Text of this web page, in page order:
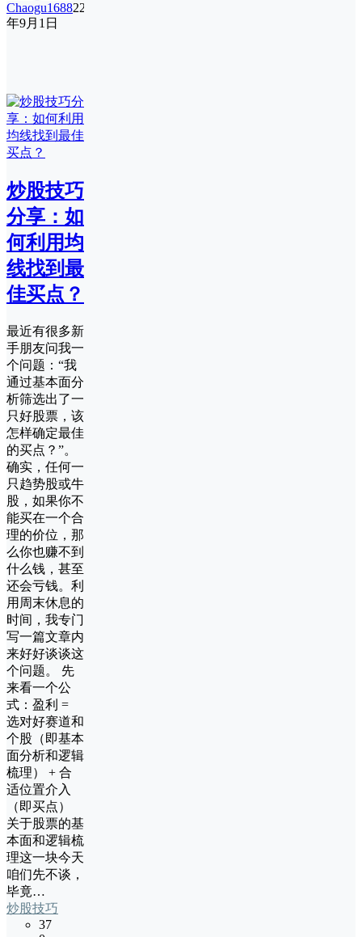
Chaogu168822
年9月1日
炒股技巧
分享：如
何利用均
线找到最
佳买点？
最近有很多新
手朋友问我一
个问题：“我
通过基本面分
析筛选出了一
只好股票，该
怎样确定最佳
的买点？”。
确实，任何一
只趋势股或牛
股，如果你不
能买在一个合
理的价位，那
么你也赚不到
什么钱，甚至
还会亏钱。利
用周末休息的
时间，我专门
写一篇文章内
来好好谈谈这
个问题。 先
来看一个公
式：盈利 =
选对好赛道和
个股（即基本
面分析和逻辑
梳理） + 合
适位置介入
（即买点）
关于股票的基
本面和逻辑梳
理这一块今天
咱们先不谈，
毕竟…
炒股技巧
37